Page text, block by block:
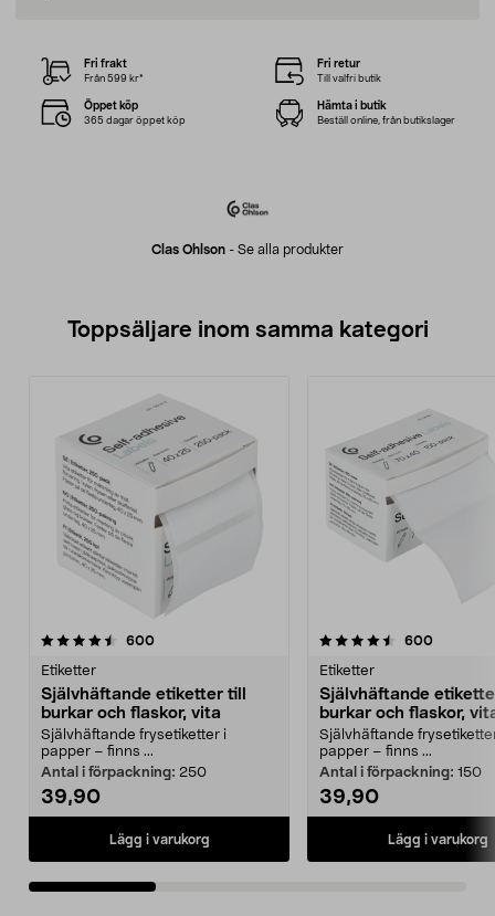
Clas Ohlson - Se alla produkter
Fri frakt
Från 599 kr*
Fri retur
Till valfri butik
Öppet köp
365 dagar öppet köp
Hämta i butik
Beställ online, från butikslager
Toppsäljare inom samma kategori
600recensioner
Etiketter
Självhäftande etiketter till
burkar och flaskor, vita
Självhäftande frysetiketter i
papper – finns ...
Antal i förpackning: 250
39,90
Lägg i varukorg
4.5 av 5 stjärnor 600
Etiketter
Självhäftande
burkar och flaskor,
Självhäftande
papper – finns ...
Antal i förpackning: 150
39,90
Lägg i varukorg
4.5 av 5 stjärnor